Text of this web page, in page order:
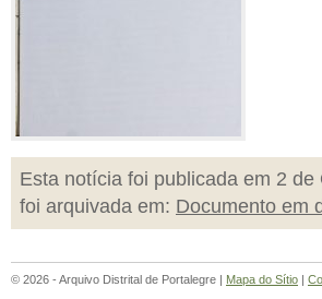
Esta notícia foi publicada em 2 de
foi arquivada em: Documento em
© 2026 - Arquivo Distrital de Portalegre | Mapa do Sítio |